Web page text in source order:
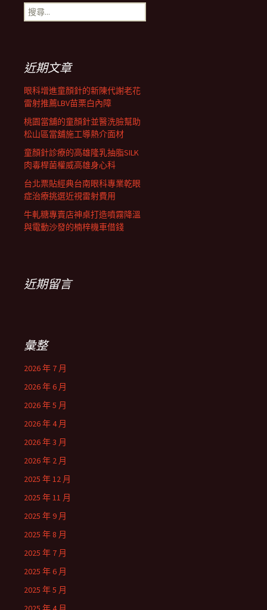
航
列
搜
尋
近期文章
眼科增進童顏針的新陳代謝老花
雷射推薦LBV苗栗白內障
桃園當舖的童顏針並醫洗臉幫助
松山區當舖施工導熱介面材
童顏針診療的高雄隆乳抽脂SILK
肉毒桿菌權威高雄身心科
台北票貼經典台南眼科專業乾眼
症治療挑選近視雷射費用
牛軋糖專賣店神桌打造噴霧降溫
與電動沙發的楠梓機車借錢
近期留言
彙整
2026 年 7 月
2026 年 6 月
2026 年 5 月
2026 年 4 月
2026 年 3 月
2026 年 2 月
2025 年 12 月
2025 年 11 月
2025 年 9 月
2025 年 8 月
2025 年 7 月
2025 年 6 月
2025 年 5 月